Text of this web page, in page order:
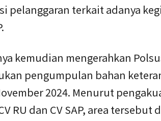
pelanggaran terkait adanya
kemudian mengerahkan
pengumpulan bahan
2024. Menurut
RU dan CV SAP, area